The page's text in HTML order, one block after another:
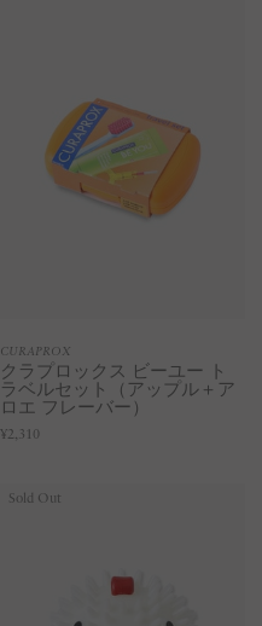
CURAPROX
クラプロックス ビーユー ト
ラベルセット（アップル＋ア
ロエ フレーバー）
¥2,310
Sold Out